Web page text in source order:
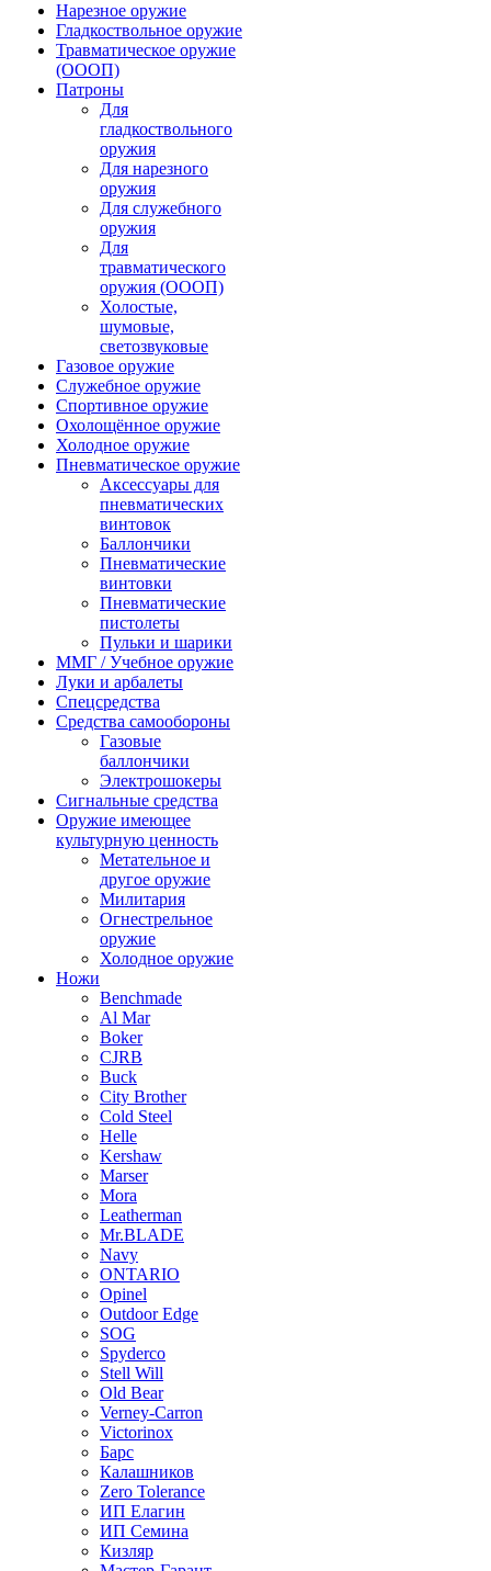
Нарезное оружие
Гладкоствольное оружие
Травматическое оружие
(ОООП)
Патроны
Для
гладкоствольного
оружия
Для нарезного
оружия
Для служебного
оружия
Для
травматического
оружия (ОООП)
Холостые,
шумовые,
светозвуковые
Газовое оружие
Служебное оружие
Спортивное оружие
Охолощённое оружие
Холодное оружие
Пневматическое оружие
Аксессуары для
пневматических
винтовок
Баллончики
Пневматические
винтовки
Пневматические
пистолеты
Пульки и шарики
ММГ / Учебное оружие
Луки и арбалеты
Спецсредства
Средства самообороны
Газовые
баллончики
Электрошокеры
Сигнальные средства
Оружие имеющее
культурную ценность
Метательное и
другое оружие
Милитария
Огнестрельное
оружие
Холодное оружие
Ножи
Benchmade
Al Mar
Boker
CJRB
Buck
City Brother
Cold Steel
Helle
Kershaw
Marser
Mora
Leatherman
Mr.BLADE
Navy
ONTARIO
Opinel
Outdoor Edge
SOG
Spyderco
Stell Will
Old Bear
Verney-Carron
Victorinox
Барс
Калашников
Zero Tolerance
ИП Елагин
ИП Семина
Кизляр